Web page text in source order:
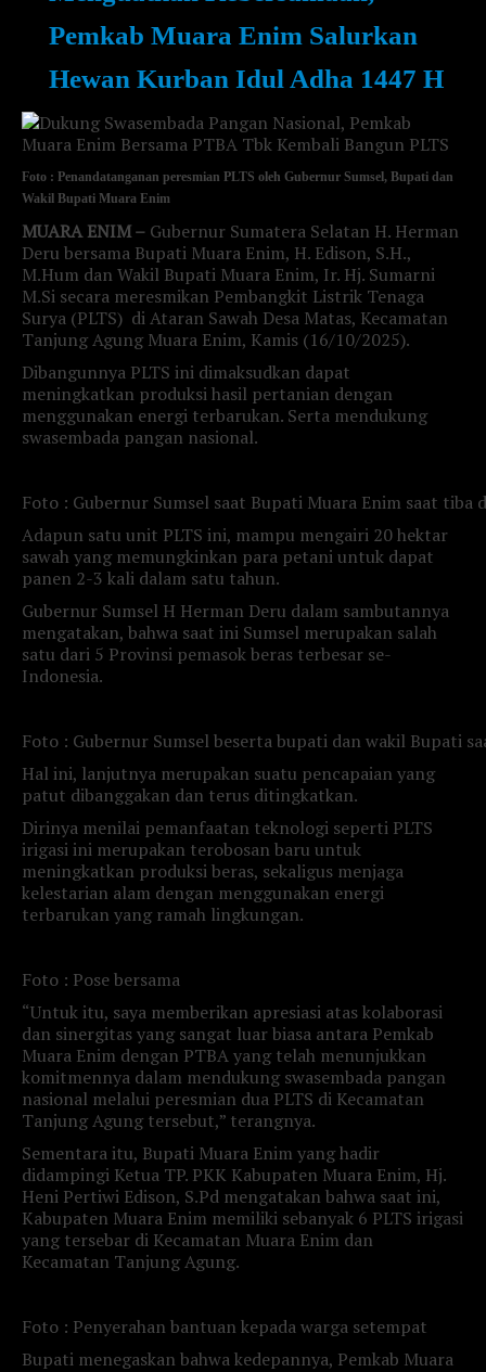
Pemkab Muara Enim Salurkan
Hewan Kurban Idul Adha 1447 H
Foto : Penandatanganan peresmian PLTS oleh Gubernur Sumsel, Bupati dan
Wakil Bupati Muara Enim
MUARA ENIM – Gubernur Sumatera Selatan H. Herman
Deru bersama Bupati Muara Enim, H. Edison, S.H.,
M.Hum dan Wakil Bupati Muara Enim, Ir. Hj. Sumarni
M.Si secara meresmikan Pembangkit Listrik Tenaga
Surya (PLTS) di Ataran Sawah Desa Matas, Kecamatan
Tanjung Agung Muara Enim, Kamis (16/10/2025).
Dibangunnya PLTS ini dimaksudkan dapat
meningkatkan produksi hasil pertanian dengan
menggunakan energi terbarukan. Serta mendukung
swasembada pangan nasional.
Foto : Gubernur Sumsel saat Bupati Muara Enim saat tiba
Adapun satu unit PLTS ini, mampu mengairi 20 hektar
sawah yang memungkinkan para petani untuk dapat
panen 2-3 kali dalam satu tahun.
Gubernur Sumsel H Herman Deru dalam sambutannya
mengatakan, bahwa saat ini Sumsel merupakan salah
satu dari 5 Provinsi pemasok beras terbesar se-
Indonesia.
Foto : Gubernur Sumsel beserta bupati dan wakil Bupati
Hal ini, lanjutnya merupakan suatu pencapaian yang
patut dibanggakan dan terus ditingkatkan.
Dirinya menilai pemanfaatan teknologi seperti PLTS
irigasi ini merupakan terobosan baru untuk
meningkatkan produksi beras, sekaligus menjaga
kelestarian alam dengan menggunakan energi
terbarukan yang ramah lingkungan.
Foto : Pose bersama
“Untuk itu, saya memberikan apresiasi atas kolaborasi
dan sinergitas yang sangat luar biasa antara Pemkab
Muara Enim dengan PTBA yang telah menunjukkan
komitmennya dalam mendukung swasembada pangan
nasional melalui peresmian dua PLTS di Kecamatan
Tanjung Agung tersebut,” terangnya.
Sementara itu, Bupati Muara Enim yang hadir
didampingi Ketua TP. PKK Kabupaten Muara Enim, Hj.
Heni Pertiwi Edison, S.Pd mengatakan bahwa saat ini,
Kabupaten Muara Enim memiliki sebanyak 6 PLTS irigasi
yang tersebar di Kecamatan Muara Enim dan
Kecamatan Tanjung Agung.
Foto : Penyerahan bantuan kepada warga setempat
Bupati menegaskan bahwa kedepannya, Pemkab Muara